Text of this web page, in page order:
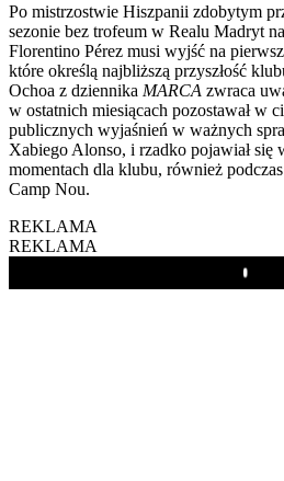
Po mistrzostwie Hiszpanii zdobytym
sezonie bez trofeum w Realu Madryt
Florentino Pérez musi wyjść na
które określą najbliższą przyszłość
Ochoa z dziennika MARCA zwraca
w ostatnich miesiącach pozostawał w
publicznych wyjaśnień w ważnych
Xabiego Alonso, i rzadko pojawiał się
momentach dla klubu, również
Camp Nou.
REKLAMA
REKLAMA
Play